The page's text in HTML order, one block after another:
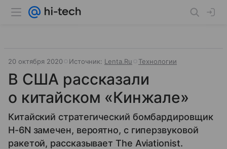
20 октября 2020 Источник: Lenta.Ru Технологии
В США рассказали
о китайском «Кинжале»
Китайский стратегический бомбардировщик
H-6N замечен, вероятно, с гиперзвуковой
ракетой, рассказывает The Aviationist.